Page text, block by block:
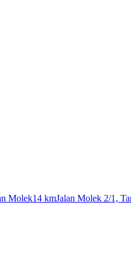
Molek14 kmJalan Molek 2/1,